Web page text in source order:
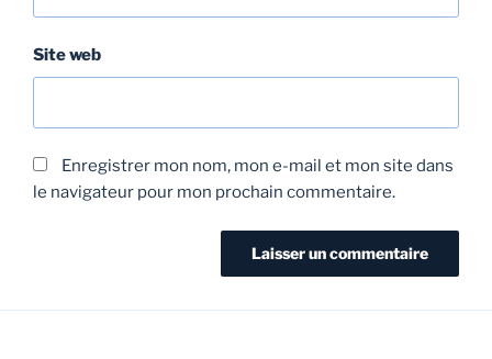
Site web
Enregistrer mon nom, mon e-mail et mon site dans
le navigateur pour mon prochain commentaire.